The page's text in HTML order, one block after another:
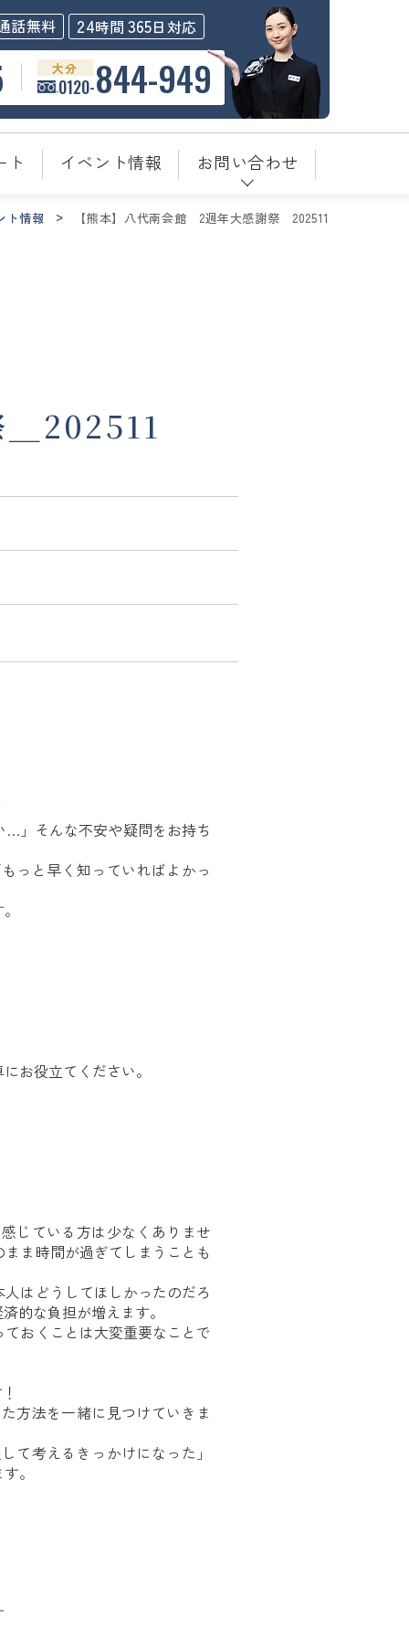
話無料 24時間 365日対応
大分
0120-844-949
ト イベント情報 お問い合わせ
ト情報 【熊本】八代南会館＿2週年大感謝祭＿202511
202511
」そんな不安や疑問をお持ち
っと早く知っていればよかっ
お役立てください。
じている方は少なくありませ
ま時間が過ぎてしまうことも
はどうしてほしかったのだろ
的な負担が増えます。
おくことは大変重要なことで
方法を一緒に見つけていきま
て考えるきっかけになった」
。